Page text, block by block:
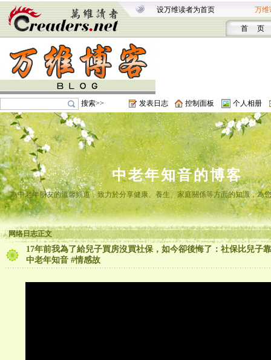
设万维读者为首页 万维
首 页
搜索>> 发表日志 控制面板 个人相册
中老年知音的博客
為中老年朋友的溫馨頻道，致力於分享健康、養生、家庭關係等方面的知識，為
网络日志正文
17年前我為了給兒子買房沒買社保，如今卻後悔了：社保比兒子
中老年知音 #情感故